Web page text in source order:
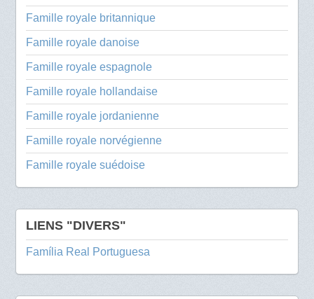
Famille royale britannique
Famille royale danoise
Famille royale espagnole
Famille royale hollandaise
Famille royale jordanienne
Famille royale norvégienne
Famille royale suédoise
LIENS "DIVERS"
Família Real Portuguesa